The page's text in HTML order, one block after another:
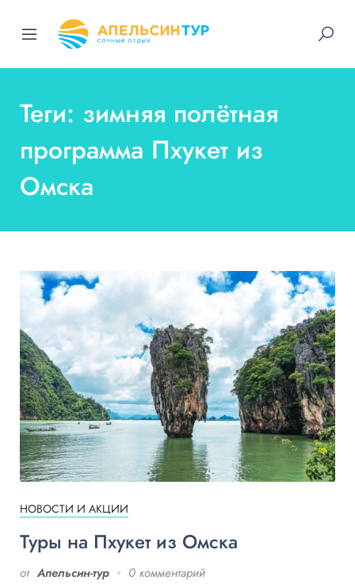
Теги: зимняя полётная
программа Пхукет из
Омска
НОВОСТИ И АКЦИИ
Туры на Пхукет из Омска
от Апельсин-тур 0 комментарий